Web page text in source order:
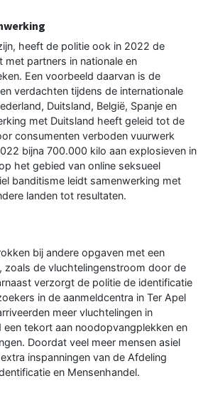
heeft de politie ook in 2022 de
partners in nationale en
Een voorbeeld daarvan is de
verdachten tijdens de internationale
Duitsland, België, Spanje en
met Duitsland heeft geleid tot de
consumenten verboden vuurwerk
bijna 700.000 kilo aan explosieven in
het gebied van online seksueel
banditisme leidt samenwerking met
landen tot resultaten.
bij andere opgaven met een
zoals de vluchtelingenstroom door de
verzorgt de politie de identificatie
in de aanmeldcentra in Ter Apel
meer vluchtelingen in
een tekort aan noodopvangplekken en
Doordat veel meer mensen asiel
inspanningen van de Afdeling
en Mensenhandel.